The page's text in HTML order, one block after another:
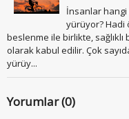
İnsanlar
yürüyor? Hadi
beslenme ile birlikte,
olarak kabul edilir. Çok
yürüy...
Yorumlar (0)